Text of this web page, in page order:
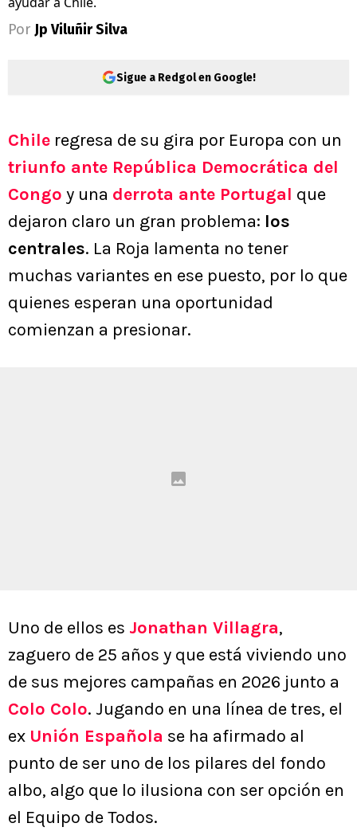
Por Jp Viluñir Silva
Sigue a Redgol en Google!
Chile regresa de su gira por Europa con un
triunfo ante República Democrática del
Congo y una derrota ante Portugal que
dejaron claro un gran problema: los
centrales. La Roja lamenta no tener
muchas variantes en ese puesto, por lo que
quienes esperan una oportunidad
comienzan a presionar.
Uno de ellos es Jonathan Villagra,
zaguero de 25 años y que está viviendo uno
de sus mejores campañas en 2026 junto a
Colo Colo. Jugando en una línea de tres, el
ex Unión Española se ha afirmado al
punto de ser uno de los pilares del fondo
albo, algo que lo ilusiona con ser opción en
el Equipo de Todos.